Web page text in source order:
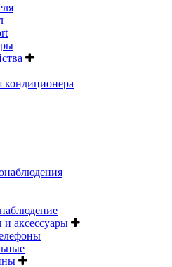
аксессуары